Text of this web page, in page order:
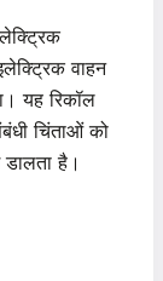
वाहन
यह रिकॉल
चिंताओं को
है।